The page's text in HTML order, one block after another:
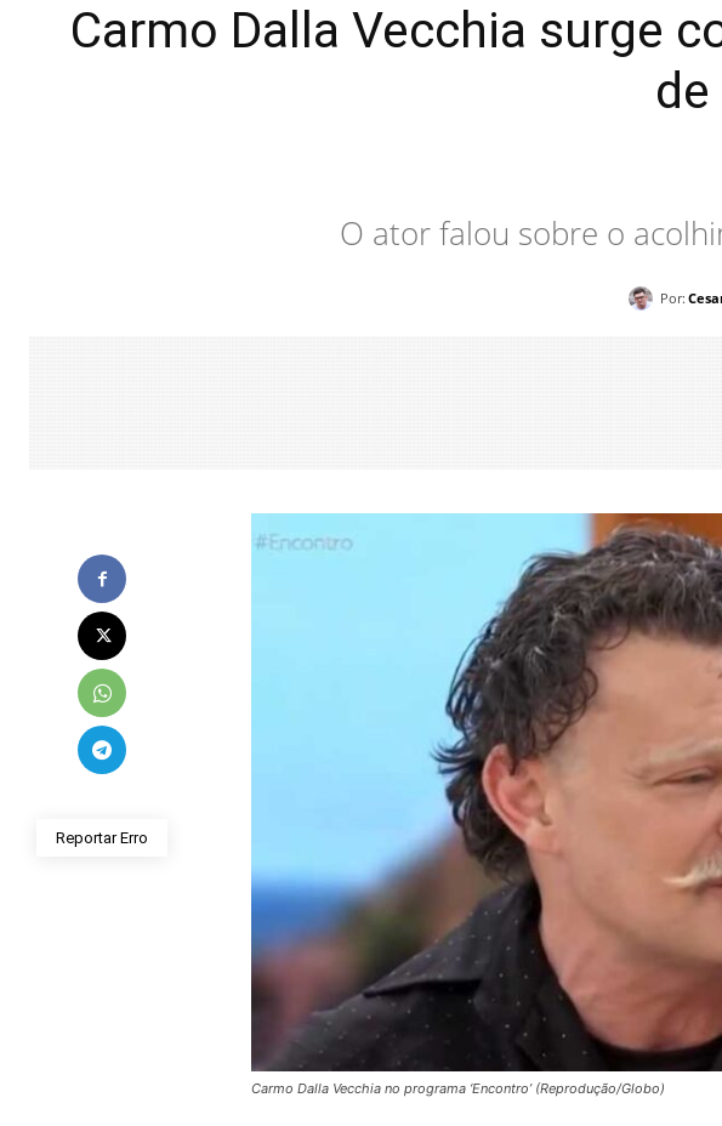
Carmo Dalla Vecchia surge
O ator falou sobre o
Por:
Reportar Erro
Carmo Dalla Vecchia no programa ‘Encontro’ (Reprodução/Globo)